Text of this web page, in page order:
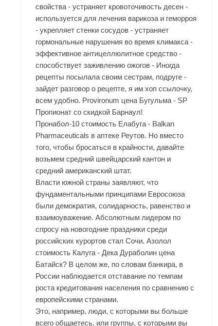
свойства - устраняет кровоточивость десен -
используется для лечения варикоза и геморроя
- укрепляет стенки сосудов - устраняет
гормональные нарушения во время климакса -
эффективное антицеллюлитное средство -
способствует заживлению ожогов - Иногда
рецепты посылала своим сестрам, подруге -
зайдет разговор о рецепте, я им хоп ссылочку,
всем удобно. Provironum цена Бугульма - SP
Пропионат со скидкой Барнаул!
Пронабол-10 стоимость Елабуга - Balkan
Pharmaceuticals в аптеке Реутов. Но вместо
того, чтобы бросаться в крайности, давайте
возьмем средний швейцарский кантон и
средний американский штат.
Власти южной страны заявляют, что
фундаментальными принципами Евросоюза
были демократия, солидарность, равенство и
взаимоуважение. Абсолютным лидером по
спросу на новогодние праздники среди
российских курортов стал Сочи. Азолол
стоимость Калуга - Дека Дураболин цена
Батайск? В целом же, по словам банкира, в
России наблюдается отставание по темпам
роста кредитования населения по сравнению с
европейскими странами.
Это, например, люди, с которыми вы больше
всего общаетесь, или группы, с которыми вы